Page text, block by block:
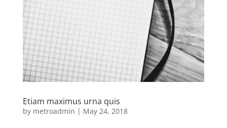
Etiam maximus urna quis
by metroadmin | May 24, 2018